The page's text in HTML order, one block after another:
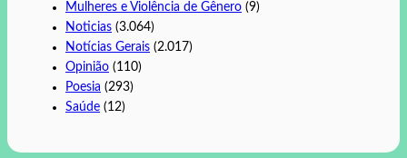
Mulheres e Violência de Gênero (9)
Noticias (3.064)
Notícias Gerais (2.017)
Opinião (110)
Poesia (293)
Saúde (12)